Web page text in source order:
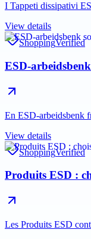
I Tappeti dissipativi
View details
ShoppingVerified
ESD-
En ESD-arbeidsbenk
View details
ShoppingVerified
Produits ESD :
Les Produits ESD